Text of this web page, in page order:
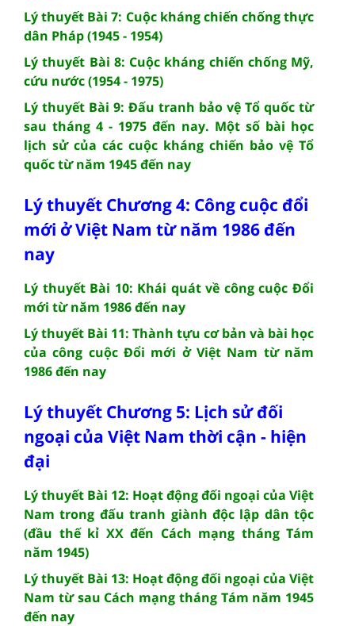
Lý thuyết Bài 7: Cuộc kháng chiến chống thực
dân Pháp (1945 - 1954)
Lý thuyết Bài 8: Cuộc kháng chiến chống Mỹ,
cứu nước (1954 - 1975)
Lý thuyết Bài 9: Đấu tranh bảo vệ Tổ quốc từ
sau tháng 4 - 1975 đến nay. Một số bài học
lịch sử của các cuộc kháng chiến bảo vệ Tổ
quốc từ năm 1945 đến nay
Lý thuyết Chương 4: Công cuộc đổi
mới ở Việt Nam từ năm 1986 đến
nay
Lý thuyết Bài 10: Khái quát về công cuộc Đổi
mới từ năm 1986 đến nay
Lý thuyết Bài 11: Thành tựu cơ bản và bài học
của công cuộc Đổi mới ở Việt Nam từ năm
1986 đến nay
Lý thuyết Chương 5: Lịch sử đối
ngoại của Việt Nam thời cận - hiện
đại
Lý thuyết Bài 12: Hoạt động đối ngoại của Việt
Nam trong đấu tranh giành độc lập dân tộc
(đầu thế kỉ XX đến Cách mạng tháng Tám
năm 1945)
Lý thuyết Bài 13: Hoạt động đối ngoại của Việt
Nam từ sau Cách mạng tháng Tám năm 1945
đến nay